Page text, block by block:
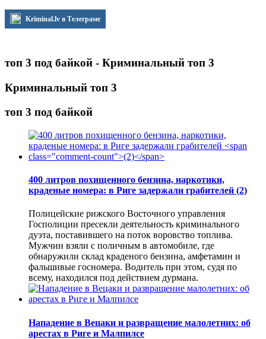
Kriminal.lv в Телеграме
топ 3 под байкой - Криминальный топ 3
Криминальный топ 3
топ 3 под байкой
400 литров похищенного бензина, наркотики,
краденые номера: в Риге задержали грабителей (2)
Полицейские рижского Восточного управления
Госполиции пресекли деятельность криминального
дуэта, поставившего на поток воровство топлива.
Мужчин взяли с поличным в автомобиле, где
обнаружили склад краденого бензина, амфетамин и
фальшивые госномера. Водитель при этом, судя по
всему, находился под действием дурмана.
Нападение в Вецаки и развращение малолетних: об
арестах в Риге и Малпилсе